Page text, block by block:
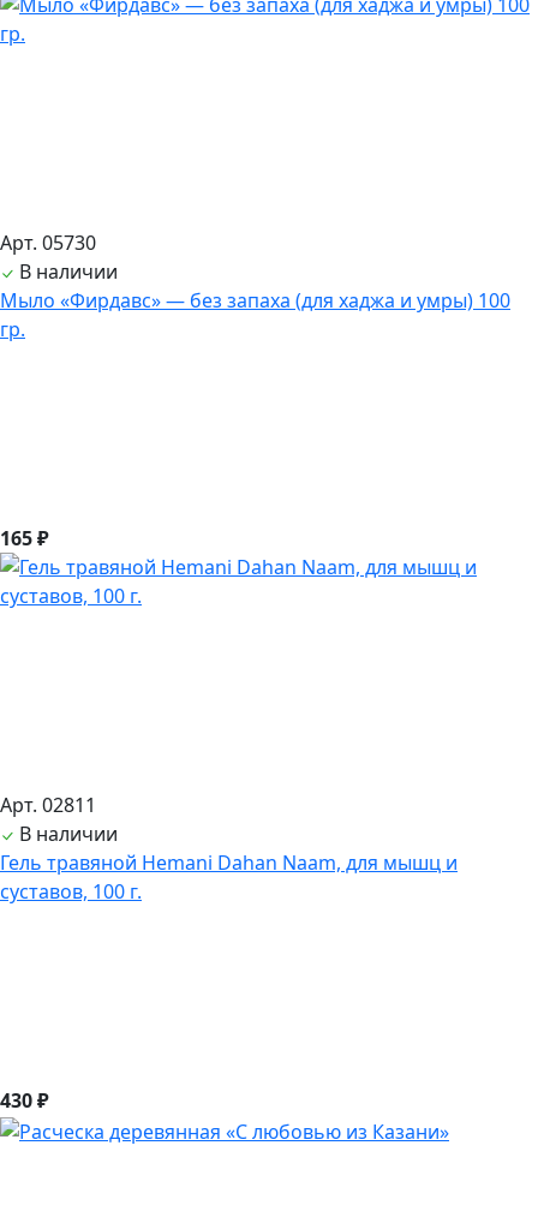
Арт. 05730
В наличии
Мыло «Фирдавс» — без запаха (для хаджа и умры) 100
гр.
165 ₽
Арт. 02811
В наличии
Гель травяной Hemani Dahan Naam, для мышц и
суставов, 100 г.
430 ₽